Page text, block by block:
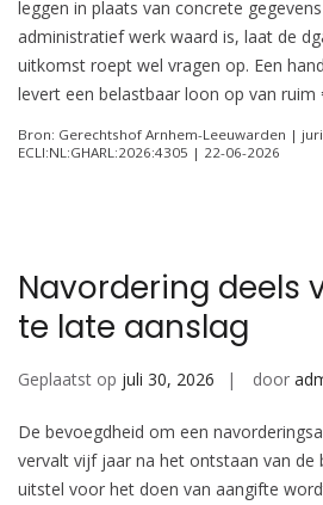
leggen in plaats van concrete
administratief werk waard is, laat de
uitkomst roept wel vragen op. Een
levert een belastbaar loon op van ruim
Bron: Gerechtshof Arnhem-Leeuwarden |
ECLI:NL:GHARL:2026:4305 | 22-06-2026
Navordering deels
te late aanslag
Geplaatst op juli 30, 2026 door
De bevoegdheid om een
vervalt vijf jaar na het ontstaan van de
uitstel voor het doen van aangifte